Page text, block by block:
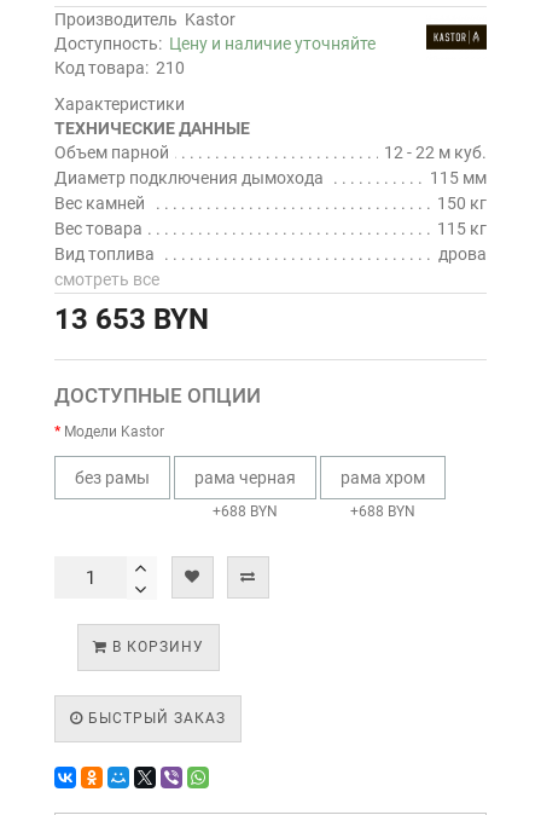
Производитель Kastor
Доступность: Цену и наличие уточняйте
Код товара: 210
Характеристики
ТЕХНИЧЕСКИЕ ДАННЫЕ
Объем парной
12 - 22 м куб.
Диаметр подключения дымохода
115 мм
Вес камней
150 кг
Вес товара
115 кг
Вид топлива
дрова
смотреть все
13 653 BYN
ДОСТУПНЫЕ ОПЦИИ
Модели Kastor
без рамы рама черная
+688 BYN
рама хром
+688 BYN
В КОРЗИНУ
БЫСТРЫЙ ЗАКАЗ